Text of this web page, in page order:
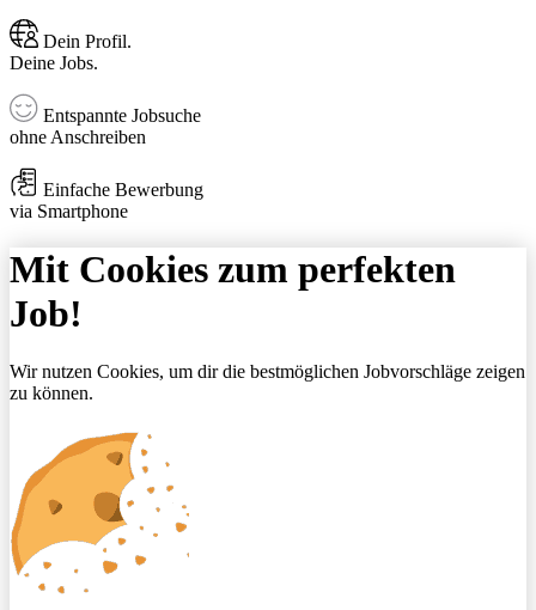
Dein Profil.
Deine Jobs.
Entspannte Jobsuche
ohne Anschreiben
Einfache Bewerbung
via Smartphone
Mit Cookies zum perfekten
Job!
Wir nutzen Cookies, um dir die bestmöglichen Jobvorschläge zeigen
zu können.